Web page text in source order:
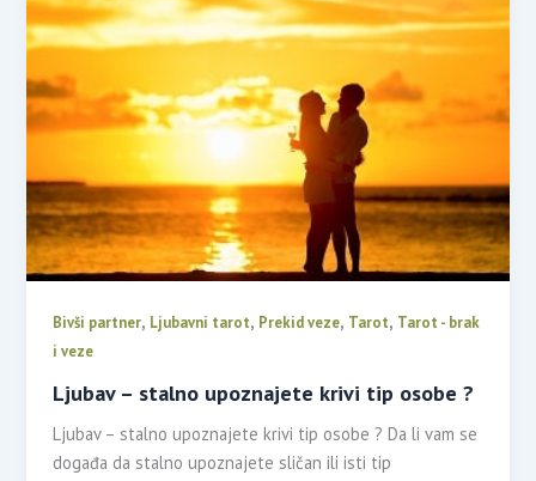
Bivši partner, Ljubavni tarot, Prekid veze, Tarot, Tarot - brak
i veze
Ljubav – stalno upoznajete krivi tip osobe ?
Ljubav – stalno upoznajete krivi tip osobe ? Da li vam se
događa da stalno upoznajete sličan ili isti tip